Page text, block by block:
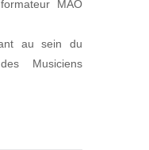
MAO
au sein du
Musiciens